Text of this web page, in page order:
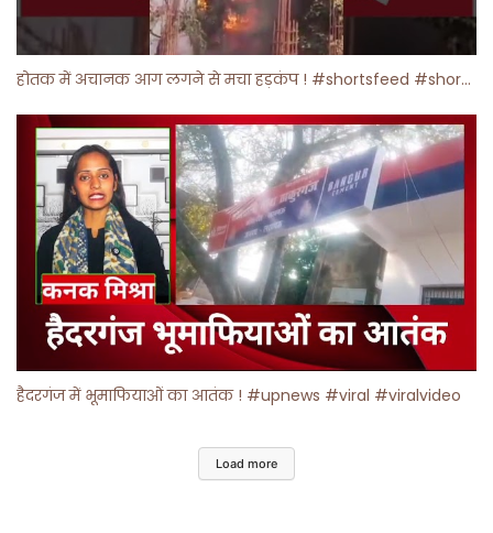
होतक में अचानक आग लगने से मचा हड़कंप ! #shortsfeed #shorts #viralshorts
हैदरगंज में भूमाफियाओं का आतंक ! #upnews #viral #viralvideo
Load more